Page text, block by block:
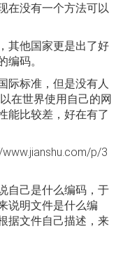
在没有一个方法可以
其他国家更是出了好
编码。
际标准，但是没有人
在世界使用自己的网
能比较差，好在有了
p/3
自己是什么编码，于
说明文件是什么编
据文件自己描述，来